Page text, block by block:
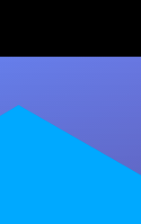
valor vai
treinos
Descubra
ideal para
ginástica